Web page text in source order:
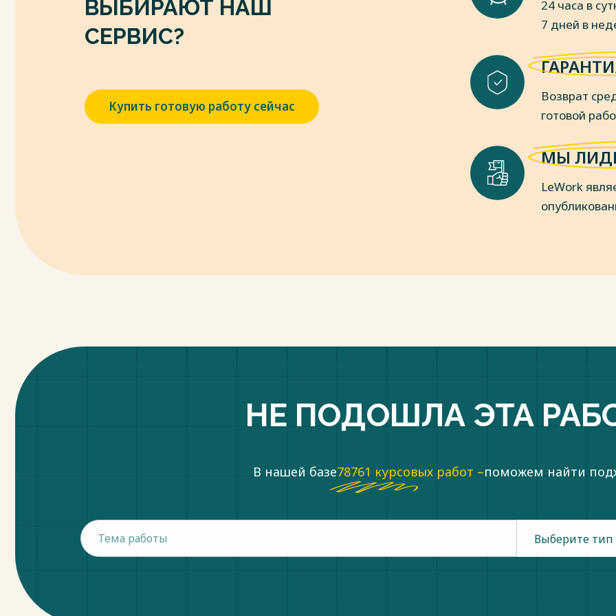
7. Приказ Генерального прокурора Российской Федерации «Об организации
прокурорского надзора за исполнением законов при приеме, регистрации и
разрешении сообщений о преступлениях в органах дознания и
8. Постановление Пленума Верховного Суда РФ от 10.02.2009 N 1 (ред. от
28.06.2022) "О практике рассмотрения судами жалоб в порядке статьи 125
9. Постановление Пленума Верховного Суда РФ от 07.04.2011 N 6 (ред. от
возбуждения уголовного дела // Законность. – 2018. – N 9. – С. 15 – 20.
Молодой ученый. - 2017. - № 8. - С. 76.
ВЫБИРАЮТ НАШ
СЕРВИС?
Купить готовую работу сейчас
24 часа в
7 дней в
Возврат
готовой
МЫ
LeWork
НЕ ПОДОШЛА ЭТА
В нашей базе78761 курсовых работ –поможем найти
Выберите тип